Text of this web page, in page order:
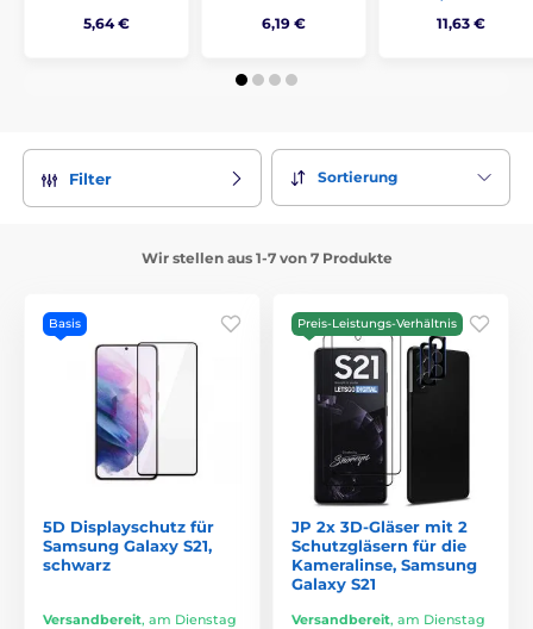
5,64 €
6,19 €
11,63 €
Filter Sortierung
Wir stellen aus 1-7 von 7 Produkte
Basis
5D Displayschutz für
Samsung Galaxy S21,
schwarz
Versandbereit, am Dienstag
Preis-Leistungs-Verhältnis
JP 2x 3D-Gläser mit 2
Schutzgläsern für die
Kameralinse, Samsung
Galaxy S21
Versandbereit, am Dienstag